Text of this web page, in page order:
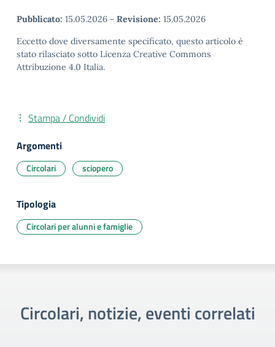
Pubblicato: 15.05.2026 - Revisione: 15.05.2026
Eccetto dove diversamente specificato, questo articolo è
stato rilasciato sotto Licenza Creative Commons
Attribuzione 4.0 Italia.
Stampa / Condividi
Argomenti
Circolari sciopero
Tipologia
Circolari per alunni e famiglie
Circolari, notizie, eventi correlati